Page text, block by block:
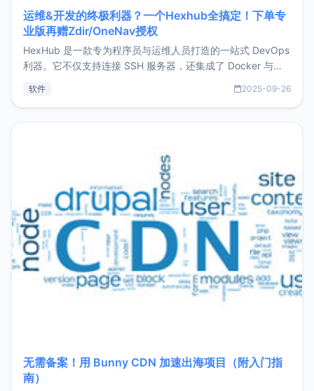
运维&开发的终极利器？一个Hexhub全搞定！下单专
业版再赠Zdir/OneNav授权
HexHub 是一款专为程序员与运维人员打造的一站式 DevOps
利器。它不仅支持连接 SSH 服务器，还集成了 Docker 与常
件间频繁切换，仅凭 HexHub 即可同时搞定运维与数据库操
软件 2025-09-26
无需备案！用 Bunny CDN 加速出海项目（附入门指
南）